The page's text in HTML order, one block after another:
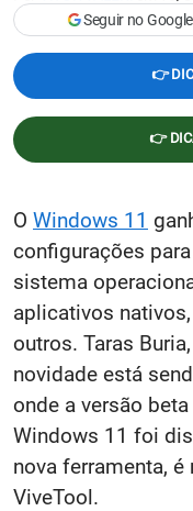
Seguir no Google
👉
👉
O Windows 11
configurações
sistema
aplicativos
outros. Taras
novidade está
onde a versão
Windows 11 foi
nova ferramenta,
ViveTool.